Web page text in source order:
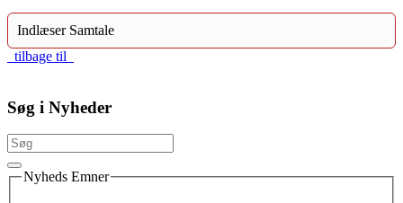
Indlæser Samtale
tilbage til
Søg i Nyheder
Nyheds Emner